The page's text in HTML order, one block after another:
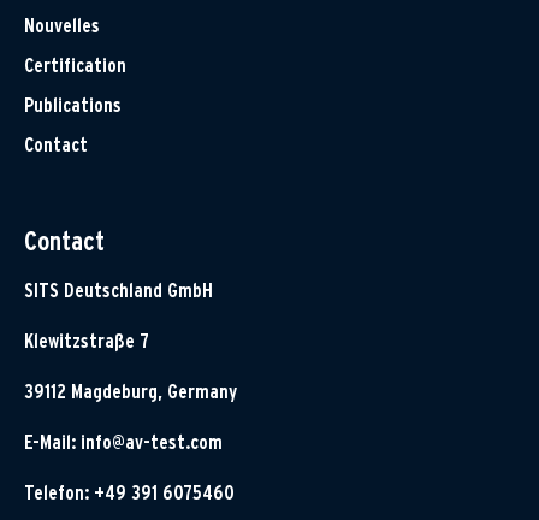
Nouvelles
Certification
Publications
Contact
Contact
SITS Deutschland GmbH
Klewitzstraße 7
39112 Magdeburg, Germany
E-Mail: info@av-test.com
Telefon: +49 391 6075460